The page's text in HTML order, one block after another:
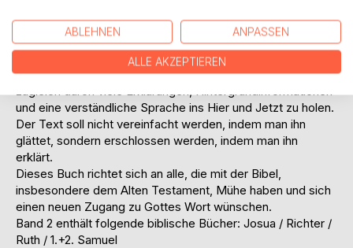
die weit von unserer entfernt ist.
Und doch ist die biblische Botschaft zeitlos.
In dieser Bibelübertragung wird versucht, die Aussagen der
Heiligen Schrift respektvoll stehen zu lassen und sie
und eine verständliche Sprache ins Hier und Jetzt zu holen.
Der Text soll nicht vereinfacht werden, indem man ihn
glättet, sondern erschlossen werden, indem man ihn
erklärt.
Dieses Buch richtet sich an alle, die mit der Bibel,
insbesondere dem Alten Testament, Mühe haben und sich
einen neuen Zugang zu Gottes Wort wünschen.
Band 2 enthält folgende biblische Bücher: Josua / Richter /
Ruth / 1.+2. Samuel
ABLEHNEN ANPASSEN
ALLE AKZEPTIEREN